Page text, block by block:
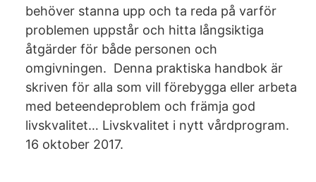
behöver stanna upp och ta reda på varför
problemen uppstår och hitta långsiktiga
åtgärder för både personen och
omgivningen. Denna praktiska handbok är
skriven för alla som vill förebygga eller arbeta
med beteendeproblem och främja god
livskvalitet… Livskvalitet i nytt vårdprogram.
16 oktober 2017.